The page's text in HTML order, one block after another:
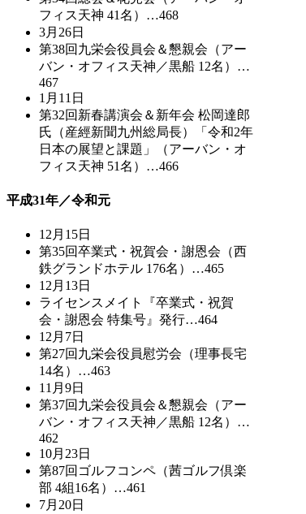
フィス天神 41名）…468
3月26日
第38回九栄会役員会＆懇親会（アー
バン・オフィス天神／黒船 12名）…
467
1月11日
第32回新春講演会＆新年会 松岡達郎
氏（産經新聞九州総局長）「令和2年
日本の展望と課題」（アーバン・オ
フィス天神 51名）…466
平成31年／令和元
12月15日
第35回卒業式・祝賀会・謝恩会（西
鉄グランドホテル 176名）…465
12月13日
ライセンスメイト『卒業式・祝賀
会・謝恩会 特集号』発行…464
12月7日
第27回九栄会役員慰労会（理事長宅
14名）…463
11月9日
第37回九栄会役員会＆懇親会（アー
バン・オフィス天神／黒船 12名）…
462
10月23日
第87回ゴルフコンペ（茜ゴルフ倶楽
部 4組16名）…461
7月20日